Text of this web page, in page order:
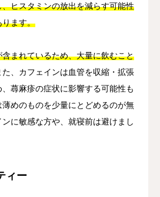
ヒスタミンの放出を減らす可能性
ります。
まれているため、大量に飲むこと
た、カフェインは血管を収縮・拡張
蕁麻疹の症状に影響する可能性も
めのものを少量にとどめるのが無
に敏感な方や、就寝前は避けまし
ィー